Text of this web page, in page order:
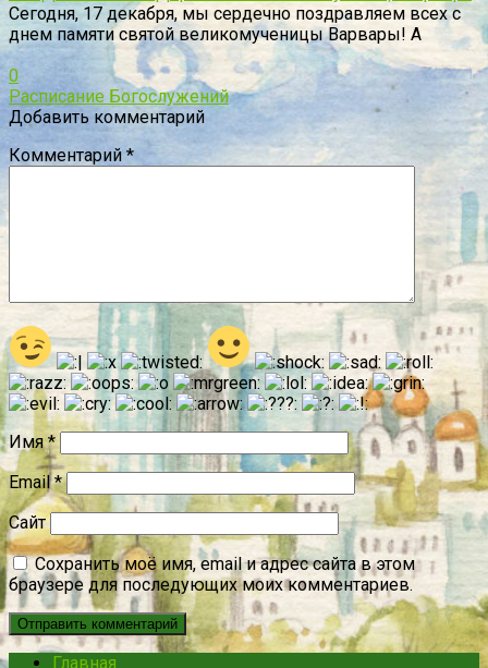
Сегодня, 17 декабря, мы сердечно поздравляем всех с
днем памяти святой великомученицы Варвары! А
0
Расписание Богослужений
Добавить комментарий
Комментарий *
Имя*
Email*
Сайт
Сохранить моё имя, email и адрес сайта в этом
браузере для последующих моих комментариев.
Главная